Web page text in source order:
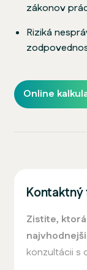
zákonov
Riziká
Online
Zistite,
konzultácii s